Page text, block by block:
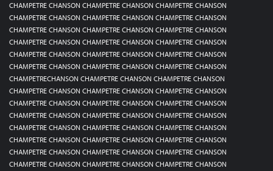
CHAMPETRE CHANSON CHAMPETRE CHANSON CHAMPETRE CHANSON
CHAMPETRE CHANSON CHAMPETRE CHANSON CHAMPETRE CHANSON
CHAMPETRE CHANSON CHAMPETRE CHANSON CHAMPETRE CHANSON
CHAMPETRE CHANSON CHAMPETRE CHANSON CHAMPETRE CHANSON
CHAMPETRE CHANSON CHAMPETRE CHANSON CHAMPETRE CHANSON
CHAMPETRE CHANSON CHAMPETRE CHANSON CHAMPETRE CHANSON
CHAMPETRECHANSON CHAMPETRE CHANSON CHAMPETRE CHANSON
CHAMPETRE CHANSON CHAMPETRE CHANSON CHAMPETRE CHANSON
CHAMPETRE CHANSON CHAMPETRE CHANSON CHAMPETRE CHANSON
CHAMPETRE CHANSON CHAMPETRE CHANSON CHAMPETRE CHANSON
CHAMPETRE CHANSON CHAMPETRE CHANSON CHAMPETRE CHANSON
CHAMPETRE CHANSON CHAMPETRE CHANSON CHAMPETRE CHANSON
CHAMPETRE CHANSON CHAMPETRE CHANSON CHAMPETRE CHANSON
CHAMPETRE CHANSON CHAMPETRE CHANSON CHAMPETRE CHANSON